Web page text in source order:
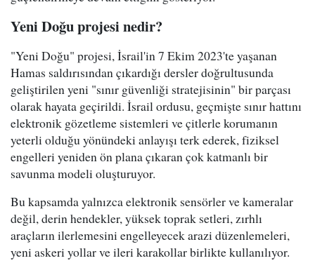
Yeni Doğu projesi nedir?
"Yeni Doğu" projesi, İsrail'in 7 Ekim 2023'te yaşanan
Hamas saldırısından çıkardığı dersler doğrultusunda
geliştirilen yeni "sınır güvenliği stratejisinin" bir parçası
olarak hayata geçirildi. İsrail ordusu, geçmişte sınır hattını
elektronik gözetleme sistemleri ve çitlerle korumanın
yeterli olduğu yönündeki anlayışı terk ederek, fiziksel
engelleri yeniden ön plana çıkaran çok katmanlı bir
savunma modeli oluşturuyor.
Bu kapsamda yalnızca elektronik sensörler ve kameralar
değil, derin hendekler, yüksek toprak setleri, zırhlı
araçların ilerlemesini engelleyecek arazi düzenlemeleri,
yeni askeri yollar ve ileri karakollar birlikte kullanılıyor.